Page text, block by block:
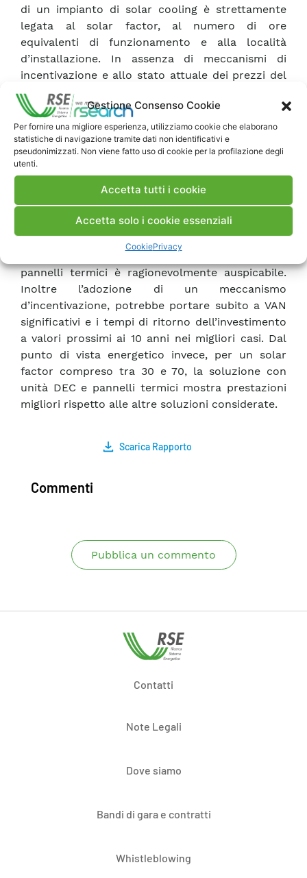
Gestione Consenso Cookie
Per fornire una migliore esperienza, utilizziamo cookie che elaborano
statistiche di navigazione tramite dati non identificativi e
pseudonimizzati. Non viene fatto uso di cookie per la profilazione degli
utenti.
Accetta tutti i cookie
Accetta solo i cookie essenziali
CookiePrivacy
di un impianto di solar cooling è strettamente
legata al solar factor, al numero di ore
equivalenti di funzionamento e alla località
d’installazione. In assenza di meccanismi di
incentivazione e allo stato attuale dei prezzi del
mercato, solamente un impianto solare installato
nel sud Italia può determinare un rientro
economico dell’investimento con un esercizio di
circa 500 heq, indipendentemente dalla
soluzione scelta (fotovoltaico o pannelli termici).
Tra gli impianti di solar cooling esaminati, la
soluzione con l’unità DEC risulta svantaggiata a
causa dell’alto costo d’investimento. Per quanto
concerne le soluzioni con pannelli termici ci
sono comunque buone prospettive dal punto di
pannelli termici è ragionevolmente auspicabile.
Inoltre l’adozione di un meccanismo
d’incentivazione, potrebbe portare subito a VAN
significativi e i tempi di ritorno dell’investimento
a valori prossimi ai 10 anni nei migliori casi. Dal
punto di vista energetico invece, per un solar
factor compreso tra 30 e 70, la soluzione con
unità DEC e pannelli termici mostra prestazioni
migliori rispetto alle altre soluzioni considerate.
Scarica Rapporto
Commenti
Pubblica un commento
Contatti
Note Legali
Dove siamo
Bandi di gara e contratti
Whistleblowing